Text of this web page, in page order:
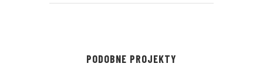
PODOBNE PROJEKTY